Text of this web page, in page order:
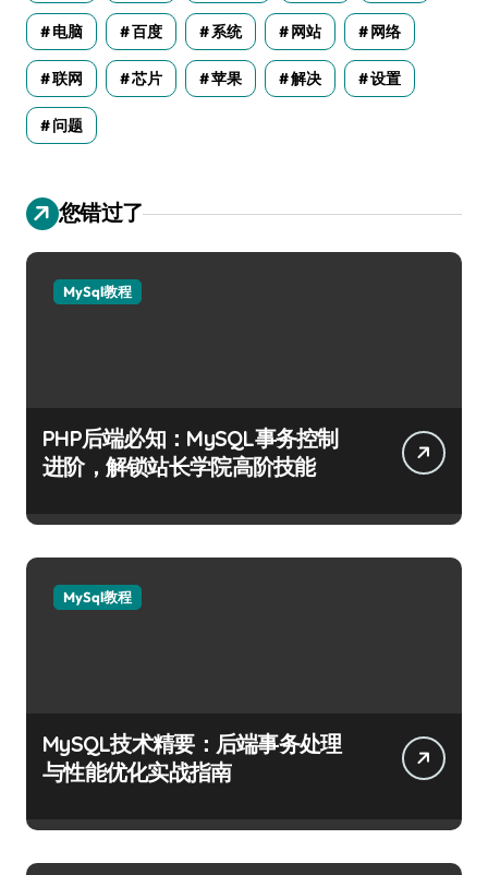
电脑 百度 系统 网站 网络
联网 芯片 苹果 解决 设置
问题
您错过了
MySql教程
PHP后端必知：MySQL事务控制
进阶，解锁站长学院高阶技能
MySql教程
MySQL技术精要：后端事务处理
与性能优化实战指南